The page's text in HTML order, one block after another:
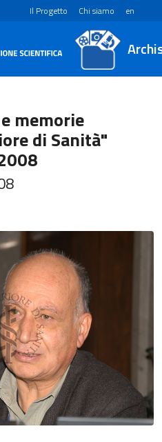
Il Progetto Chi siamo en
memorie
di Sanità"